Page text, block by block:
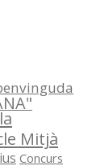
Mitjà
Concurs